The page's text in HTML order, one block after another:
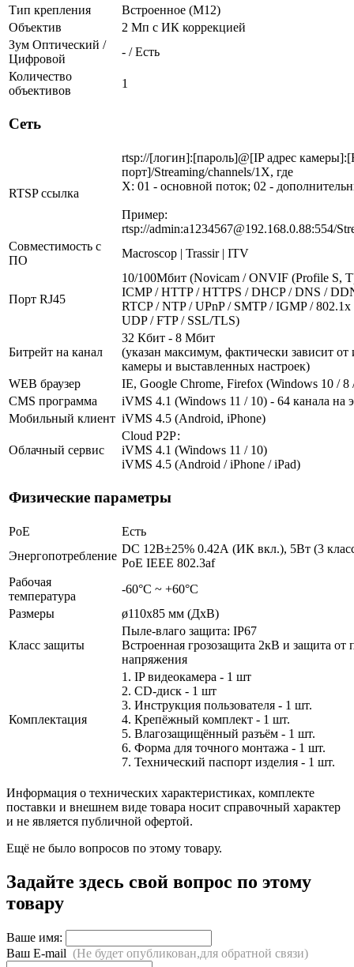
Тип крепления
Встроенное (М12)
Объектив
2 Мп c ИК коррекцией
Зум Оптический /
Цифровой
- / Есть
Количество
объективов
1
Сеть
RTSP ссылка
rtsp://[логин]:[пароль]@[IP адрес
порт]/Streaming/channels/1X, где
X: 01 - основной поток; 02 -
Пример:
rtsp://admin:a1234567@192.168.0.88:554/
Совместимость с
ПО
Macroscop | Trassir | ITV
Порт RJ45
10/100Мбит (Novicam / ONVIF (Profile S,
ICMP / HTTP / HTTPS / DHCP / DNS /
RTCP / NTP / UPnP / SMTP / IGMP /
UDP / FTP / SSL/TLS)
Битрейт на канал
32 Кбит - 8 Мбит
(указан максимум, фактически зависит от
камеры и выставленных настроек)
WEB браузер
IE, Google Chrome, Firefox (Windows 10 / 8
CMS программа
iVMS 4.1 (Windows 11 / 10) - 64 канала на
Мобильный клиент iVMS 4.5 (Android, iPhone)
Облачный сервис
Cloud Р2Р:
iVMS 4.1 (Windows 11 / 10)
iVMS 4.5 (Android / iPhone / iPad)
Физические параметры
PoE
Есть
Энергопотребление
DC 12В±25% 0.42А (ИК вкл.), 5Вт (3
PoE IEEE 802.3af
Рабочая
температура
-60°С ~ +60°С
Размеры
ø110х85 мм (ДхВ)
Класс защиты
Пыле-влаго защита: IP67
Встроенная грозозащита 2кВ и защита от
напряжения
Комплектация
1. IP видеокамера - 1 шт
2. СD-диск - 1 шт
3. Инструкция пользователя - 1 шт.
4. Крепёжный комплект - 1 шт.
5. Влагозащищённый разъём - 1 шт.
6. Форма для точного монтажа - 1 шт.
7. Технический паспорт изделия - 1 шт.
Информация о технических характеристиках, комплекте
поставки и внешнем виде товара носит справочный характер
и не является публичной офертой.
Ещё не было вопросов по этому товару.
Задайте здесь свой вопрос по этому
товару
Ваше имя:
Ваш E-mail (Не будет опубликован,для обратной связи)